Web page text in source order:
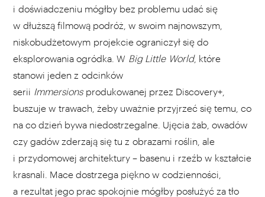
i doświadczeniu mógłby bez problemu udać się
w dłuższą filmową podróż, w swoim najnowszym,
niskobudżetowym projekcie ograniczył się do
eksplorowania ogródka. W Big Little World, które
stanowi jeden z odcinków
serii Immersions produkowanej przez Discovery+,
buszuje w trawach, żeby uważnie przyjrzeć się temu, co
na co dzień bywa niedostrzegalne. Ujęcia żab, owadów
czy gadów zderzają się tu z obrazami roślin, ale
i przydomowej architektury – basenu i rzeźb w kształcie
krasnali. Mace dostrzega piękno w codzienności,
a rezultat jego prac spokojnie mógłby posłużyć za tło